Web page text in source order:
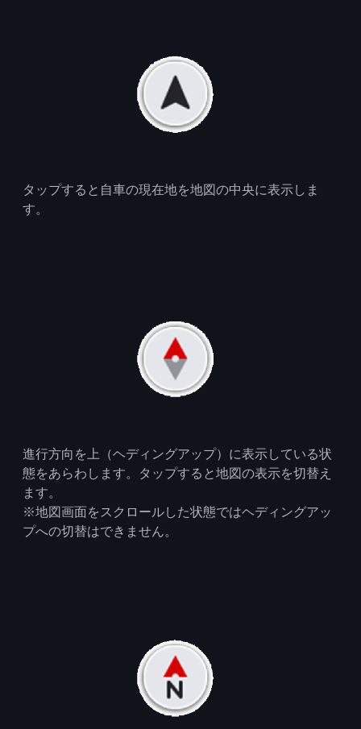
タップすると自車の現在地を地図の中央に表示しま
す。
進行方向を上（ヘディングアップ）に表示している状
態をあらわします。タップすると地図の表示を切替え
ます。
※地図画面をスクロールした状態ではヘディングアッ
プへの切替はできません。